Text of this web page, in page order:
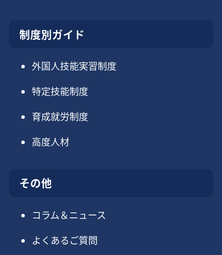
制度別ガイド
外国人技能実習制度
特定技能制度
育成就労制度
高度人材
その他
コラム＆ニュース
よくあるご質問